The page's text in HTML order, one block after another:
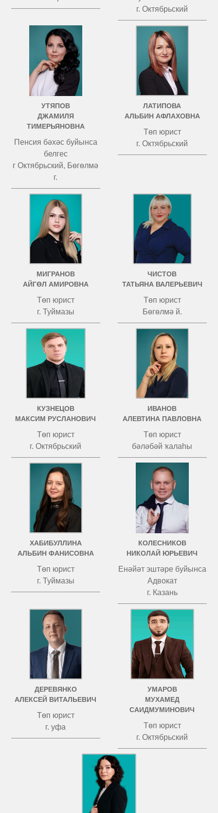
г. Октябрьский
УТЯПОВ
ДЖАМИЛЯ
ТИМЕРЬЯНОВНА
Пенсия бәхәс буйынса
белгес
г Октябрьский, Бөгөлмә
г.
ЛАТИПОВА
АЛЬБИН АФЛАХОВНА
Төп юрист
г. Октябрьский
МИГРАНОВ
АЙГӨЛ АМИРОВНА
Төп юрист
г. Туймазы
ЧИСТОВ
ТАТЬЯНА ВАЛЕРЬЕВИЧ
Төп юрист
Бөгөлмә й.
КУЗНЕЦОВ
МАКСИМ РУСЛАНОВИЧ
Төп юрист
г. Октябрьский
ИВАНОВ
АЛЕВТИНА ПАВЛОВНА
Төп юрист
бәләбәй ҡалаһы
ХАБИБУЛЛИНА
АЛЬБИН ФАНИСОВНА
Төп юрист
г. Туймазы
КОЛЕСНИКОВ
НИКОЛАЙ ЮРЬЕВИЧ
Енәйәт эштәре буйынса
Адвокат
г. Казань
ДЕРЕВЯНКО
АЛЕКСЕЙ ВИТАЛЬЕВИЧ
Төп юрист
г. уфа
УМАРОВ
МУХАМЕД
САИДМУМИНОВИЧ
Төп юрист
г. Октябрьский